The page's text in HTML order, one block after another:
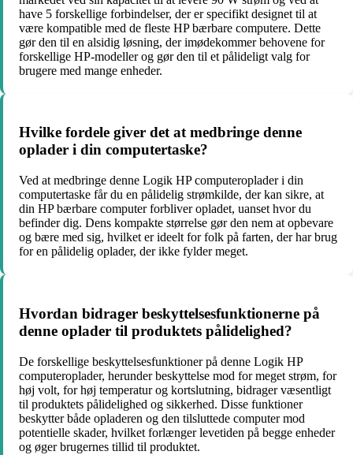
have 5 forskellige forbindelser, der er specifikt designet til at
være kompatible med de fleste HP bærbare computere. Dette
gør den til en alsidig løsning, der imødekommer behovene for
forskellige HP-modeller og gør den til et pålideligt valg for
brugere med mange enheder.
Hvilke fordele giver det at medbringe denne
oplader i din computertaske?
Ved at medbringe denne Logik HP computeroplader i din
computertaske får du en pålidelig strømkilde, der kan sikre, at
din HP bærbare computer forbliver opladet, uanset hvor du
befinder dig. Dens kompakte størrelse gør den nem at opbevare
og bære med sig, hvilket er ideelt for folk på farten, der har brug
for en pålidelig oplader, der ikke fylder meget.
Hvordan bidrager beskyttelsesfunktionerne på
denne oplader til produktets pålidelighed?
De forskellige beskyttelsesfunktioner på denne Logik HP
computeroplader, herunder beskyttelse mod for meget strøm, for
høj volt, for høj temperatur og kortslutning, bidrager væsentligt
til produktets pålidelighed og sikkerhed. Disse funktioner
beskytter både opladeren og den tilsluttede computer mod
potentielle skader, hvilket forlænger levetiden på begge enheder
og øger brugernes tillid til produktet.